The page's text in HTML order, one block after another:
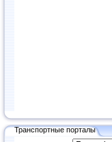
Транспортные порталы